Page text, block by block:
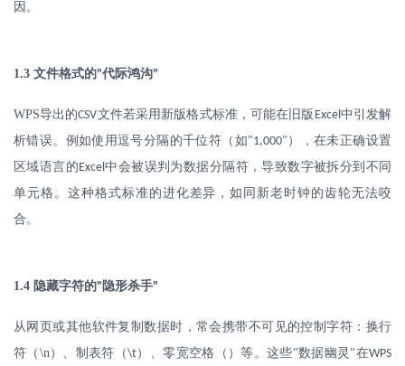
因。
1.3 文件格式的"代际鸿沟"
WPS导出的CSV文件若采用新版格式标准，可能在旧版 Excel中引发解
析错误。例如使用逗号分隔的千位符（如"1,000" ），在未正确设置
区域语言的Excel中会被误判为数据分隔符，导致数字被拆分到不同
单元格。这种格式标准的进化差异，如同新老时钟的齿轮无法咬
合。
1.4 隐藏字符的" 隐形杀手"
从网页或其他软件复制数据时，常会携带不可见的控制字符：换行
符（ \n ）、制表符（\t）、零宽空格（）等。这些"数据幽灵 "在WPS